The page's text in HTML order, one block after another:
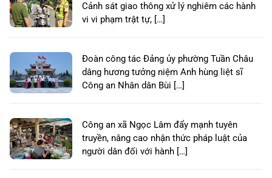
Cảnh sát giao thông xử lý nghiêm các hành
vi vi phạm trật tự, […]
Đoàn công tác Đảng ủy phường Tuần Châu
dâng hương tưởng niệm Anh hùng liệt sĩ
Công an Nhân dân Bùi […]
Công an xã Ngọc Lâm đẩy mạnh tuyên
truyền, nâng cao nhận thức pháp luật của
người dân đối với hành […]